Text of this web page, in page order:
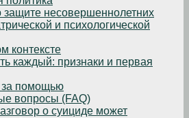
защите несовершеннолетних
и психологической
контексте
каждый: признаки и первая
за помощью
вопросы (FAQ)
о суициде может